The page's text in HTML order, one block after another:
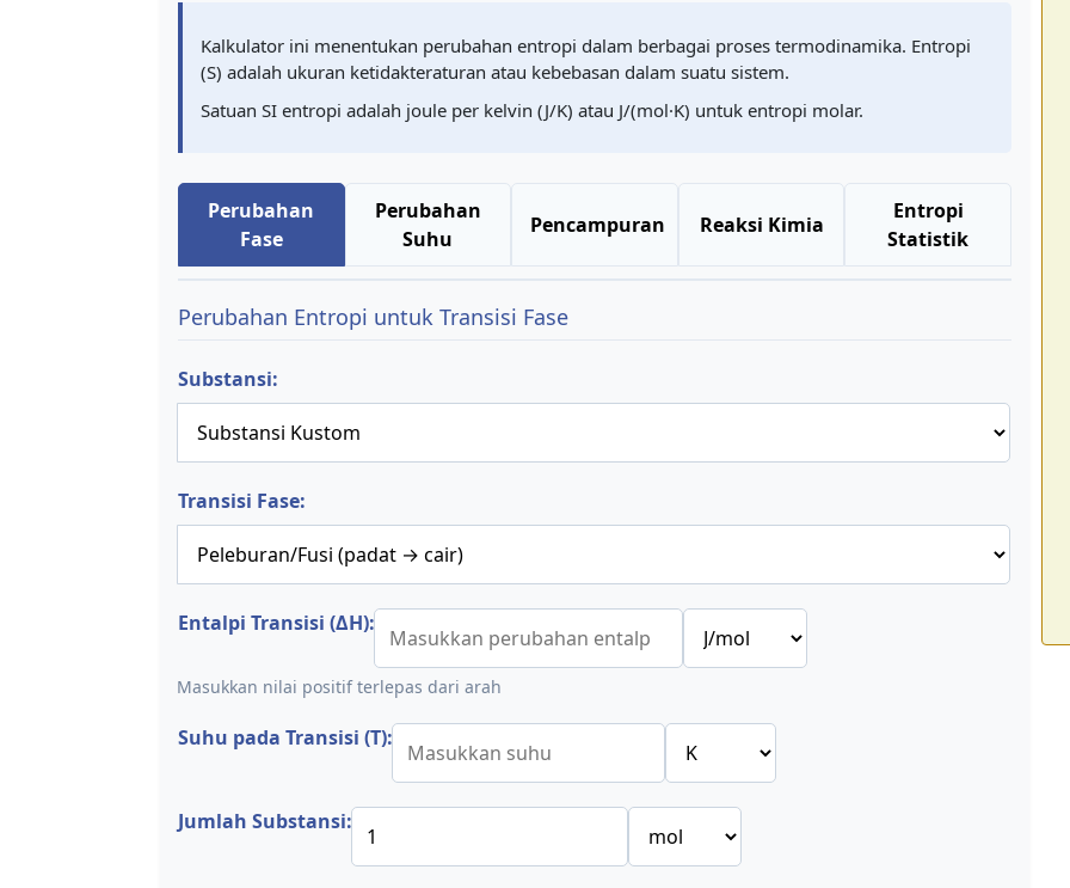
Kalkulator ini menentukan perubahan entropi dalam berbagai proses termodinamika. Entropi
(S) adalah ukuran ketidakteraturan atau kebebasan dalam suatu sistem.
Satuan SI entropi adalah joule per kelvin (J/K) atau J/(mol·K) untuk entropi molar.
Perubahan
Fase
Perubahan
Suhu
Pencampuran Reaksi Kimia
Entropi
Statistik
Perubahan Entropi untuk Transisi Fase
Substansi:
Transisi Fase:
Entalpi Transisi (ΔH):
Masukkan nilai positif terlepas dari arah
Suhu pada Transisi (T):
Jumlah Substansi: